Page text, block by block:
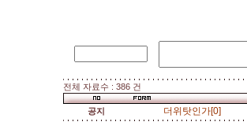
전체 자료수 : 386 건
공지 더위탓인가[0]